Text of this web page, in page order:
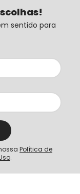
sentido para
Política de
.